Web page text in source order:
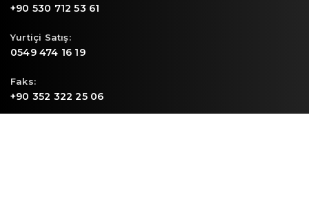
+90 530 712 53 61
Yurtiçi Satış:
0549 474 16 19
Faks:
+90 352 322 25 06